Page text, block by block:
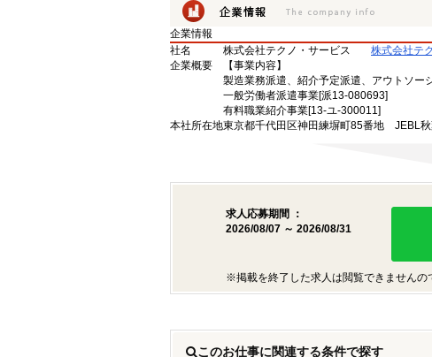
企業情報
社名
株式会社テクノ・サービス
株式会社テ
企業概要
【事業内容】
製造業務派遣、紹介予定派遣、アウトソー
一般労働者派遣事業[派13-080693]
有料職業紹介事業[13-ユ-300011]
本社所在地東京都千代田区神田練塀町85番地 JEBL秋
求人応募期間 ：
2026/08/07 ～ 2026/08/31
※掲載を終了した求人は閲覧できませんの
このお仕事に関連する条件で探す